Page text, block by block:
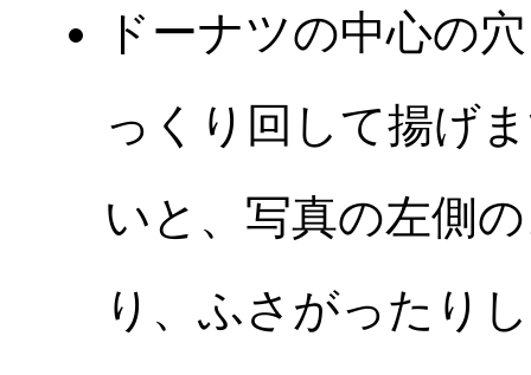
ドーナツの中心の
っくり回して揚げ
いと、写真の左側
り、ふさがったり